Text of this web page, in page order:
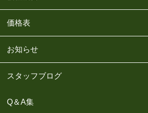
価格表
お知らせ
スタッフブログ
Q＆A集